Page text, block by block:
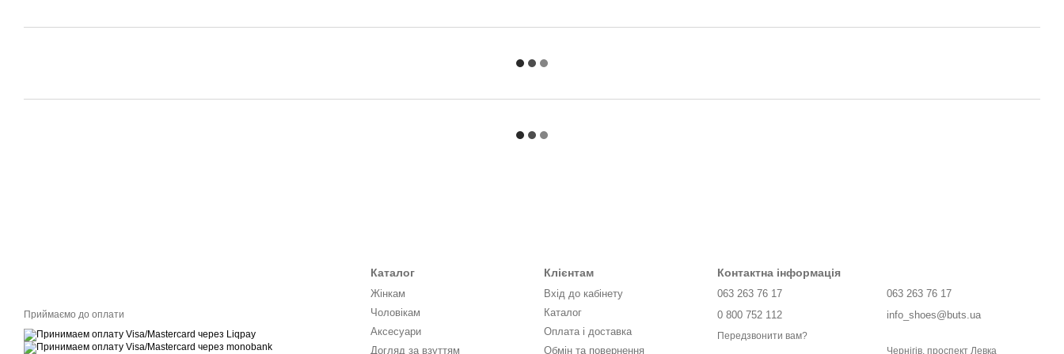
Приймаємо до оплати
Каталог
Жінкам
Чоловікам
Аксесуари
Догляд за взуттям
Клієнтам
Вхід до кабінету
Каталог
Оплата і доставка
Обмін та повернення
Контактна інформація
063 263 76 17
0 800 752 112
Передзвонити вам?
063 263 76 17
info_shoes@buts.ua
Чернігів, проспект Левка